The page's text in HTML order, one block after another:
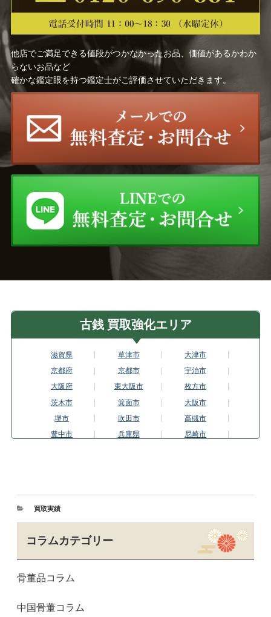
他店でご満足できる値段がつかなかったお品、価値があるかわか
らないお品など
確かな鑑定眼を持つ鑑定士がご評価させていただきます。
古銭 買取強化エリア
滋賀県 草津市
大津市
京都府
京都市
宇治市
大阪府
東大阪市
枚方市
茨木市
箕面市
大阪市
堺市
吹田市
高槻市
豊中市
兵庫県
尼崎市
岐阜県
岐阜市
愛知県
一宮市
三重県
四日市市
埼玉県
川口市
さいたま市
千葉県
江戸川区
買取実績
コラムカテゴリー
骨董品コラム
中国骨董コラム